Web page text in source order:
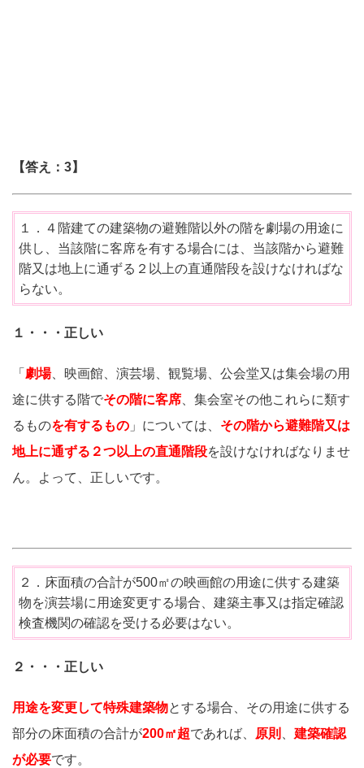
【答え：3】
１．４階建ての建築物の避難階以外の階を劇場の用途に
供し、当該階に客席を有する場合には、当該階から避難
階又は地上に通ずる２以上の直通階段を設けなければな
らない。
１・・・正しい
「 劇場、映画館、演芸場、観覧場、公会堂又は集会場の用
途に供する階でその階に客席 、集会室その他これらに類す
るものを有するもの 」については、 その階から避難階又は
地上に通ずる２つ以上の直通階段を設けなければなりませ
ん。よって、正しいです。
２．床面積の合計が500㎡の映画館の用途に供する建築
物を演芸場に用途変更する場合、建築主事又は指定確認
検査機関の確認を受ける必要はない。
２・・・正しい
用途を変更して特殊建築物とする場合、その用途に供する
部分の床面積の合計が200㎡超であれば、 原則
建築確認
が必要です。